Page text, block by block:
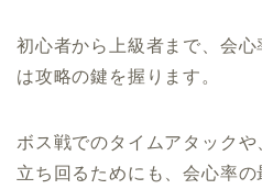
初心者から上級者まで、会
は攻略の鍵を握ります。
ボス戦でのタイムアタック
立ち回るためにも、会心率の